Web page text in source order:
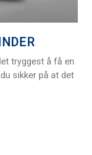
tryggest å få en
sikker på at det